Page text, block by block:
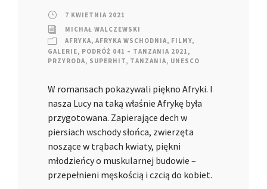
7 KWIETNIA 2021
MICHAŁ WALCZEWSKI
AFRYKA, AFRYKA WSCHODNIA, FILMY,
GALERIE, PODRÓŻ 041 – TANZANIA 2021 ,
PRZYRODA, SUPERHIT, TANZANIA, UNESCO
W romansach pokazywali piękno Afryki. I
nasza Lucy na taką właśnie Afrykę była
przygotowana. Zapierające dech w
piersiach wschody słońca, zwierzęta
noszące w trąbach kwiaty, piękni
młodzieńcy o muskularnej budowie –
przepełnieni męskością i czcią do kobiet.